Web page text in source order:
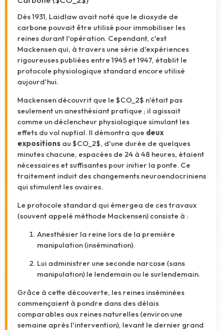
Dès 1931, Laidlaw avait noté que le dioxyde de
carbone pouvait être utilisé pour immobiliser les
reines durant l'opération. Cependant, c'est
Mackensen qui, à travers une série d'expériences
rigoureuses publiées entre 1945 et 1947, établit le
protocole physiologique standard encore utilisé
aujourd'hui.
Mackensen découvrit que le $CO_2$ n'était pas
seulement un anesthésiant pratique ; il agissait
comme un déclencheur physiologique simulant les
effets du vol nuptial. Il démontra que deux
expositions au $CO_2$, d'une durée de quelques
minutes chacune, espacées de 24 à 48 heures, étaient
nécessaires et suffisantes pour initier la ponte. Ce
traitement induit des changements neuroendocriniens
qui stimulent les ovaires.
Le protocole standard qui émergea de ces travaux
(souvent appelé méthode Mackensen) consiste à :
Anesthésier la reine lors de la première
manipulation (insémination).
Lui administrer une seconde narcose (sans
manipulation) le lendemain ou le surlendemain.
Grâce à cette découverte, les reines inséminées
commençaient à pondre dans des délais
comparables aux reines naturelles (environ une
semaine après l'intervention), levant le dernier grand